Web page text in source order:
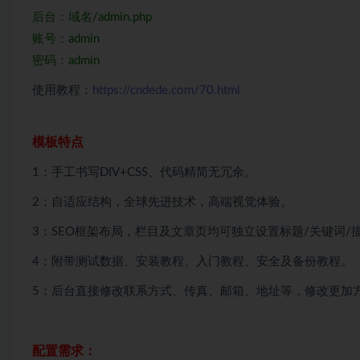
后台：域名/admin.php
账号：admin
密码：admin
使用教程： https://cndede.com/70.html
模板特点
1：手工书写DIV+CSS、代码精简无冗余。
2：自适应结构，全球先进技术，高端视觉体验。
3：SEO框架布局，栏目及文章页均可独立设置标题/关键词/描
4：附带测试数据、安装教程、入门教程、安全及备份教程。
5：后台直接修改联系方式、传真、邮箱、地址等，修改更加
配置需求：